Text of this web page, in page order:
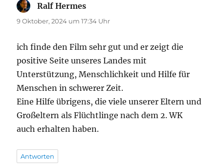
Ralf Hermes
9 Oktober, 2024 um 17:34 Uhr
ich finde den Film sehr gut und er zeigt die
positive Seite unseres Landes mit
Unterstützung, Menschlichkeit und Hilfe für
Menschen in schwerer Zeit.
Eine Hilfe übrigens, die viele unserer Eltern und
Großeltern als Flüchtlinge nach dem 2. WK
auch erhalten haben.
Antworten